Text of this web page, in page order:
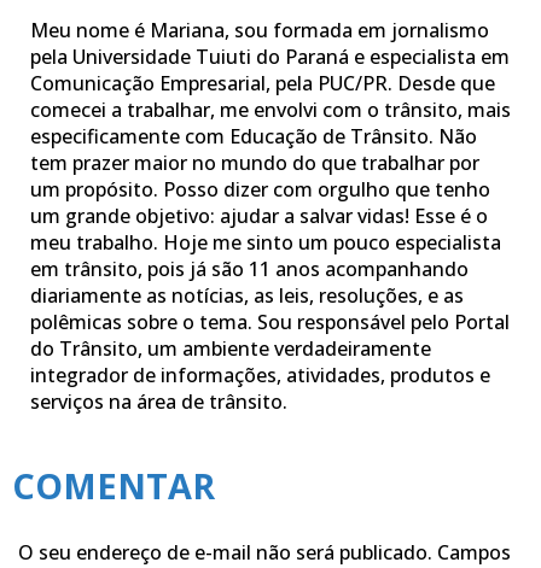
Meu nome é Mariana, sou formada em jornalismo
pela Universidade Tuiuti do Paraná e especialista em
Comunicação Empresarial, pela PUC/PR. Desde que
comecei a trabalhar, me envolvi com o trânsito, mais
especificamente com Educação de Trânsito. Não
tem prazer maior no mundo do que trabalhar por
um propósito. Posso dizer com orgulho que tenho
um grande objetivo: ajudar a salvar vidas! Esse é o
meu trabalho. Hoje me sinto um pouco especialista
em trânsito, pois já são 11 anos acompanhando
diariamente as notícias, as leis, resoluções, e as
polêmicas sobre o tema. Sou responsável pelo Portal
do Trânsito, um ambiente verdadeiramente
integrador de informações, atividades, produtos e
serviços na área de trânsito.
COMENTAR
O seu endereço de e-mail não será publicado. Campos